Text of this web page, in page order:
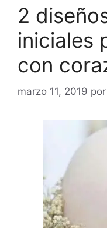
2
iniciales
con
marzo 11, 2019 por